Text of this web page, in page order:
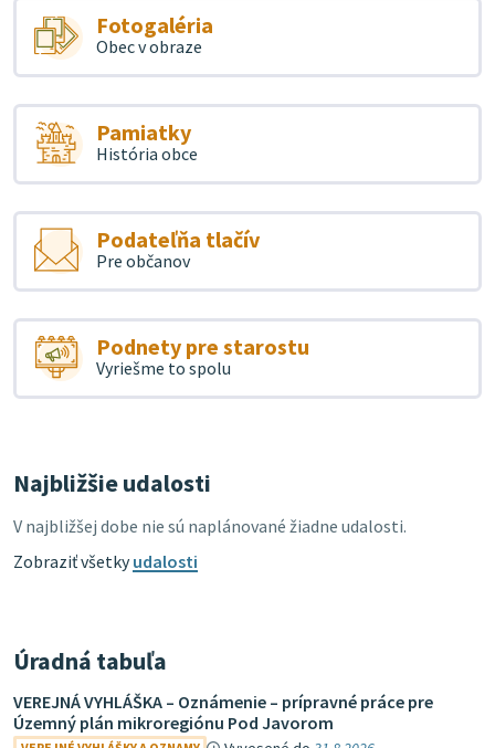
Fotogaléria
Obec v obraze
Pamiatky
História obce
Podateľňa tlačív
Pre občanov
Podnety pre starostu
Vyriešme to spolu
Najbližšie udalosti
V najbližšej dobe nie sú naplánované žiadne udalosti.
Zobraziť všetkyudalosti
Úradná tabuľa
VEREJNÁ VYHLÁŠKA – Oznámenie – prípravné práce pre
Územný plán mikroregiónu Pod Javorom